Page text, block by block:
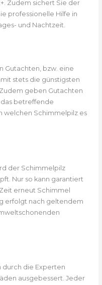
Zudem sichert Sie der
professionelle Hilfe in
und Nachtzeit.
Gutachten, bzw. eine
stets die günstigsten
geben Gutachten
das betreffende
welchen Schimmelpilz es
der Schimmelpilz
Nur so kann garantiert
erneut Schimmel
erfolgt nach geltendem
die Experten
ausgebessert. Jeder